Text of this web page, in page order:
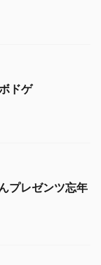
ドゲ
レゼンツ忘年